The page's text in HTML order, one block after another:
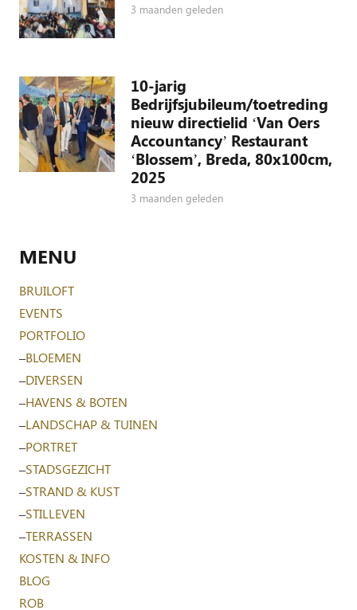
3 maanden geleden
10-jarig
Bedrijfsjubileum/toetreding
nieuw directielid ‘Van Oers
Accountancy’ Restaurant
‘Blossem’, Breda, 80x100cm,
2025
3 maanden geleden
MENU
BRUILOFT
EVENTS
PORTFOLIO
–BLOEMEN
–DIVERSEN
–HAVENS & BOTEN
–LANDSCHAP & TUINEN
–PORTRET
–STADSGEZICHT
–STRAND & KUST
–STILLEVEN
–TERRASSEN
KOSTEN & INFO
BLOG
ROB